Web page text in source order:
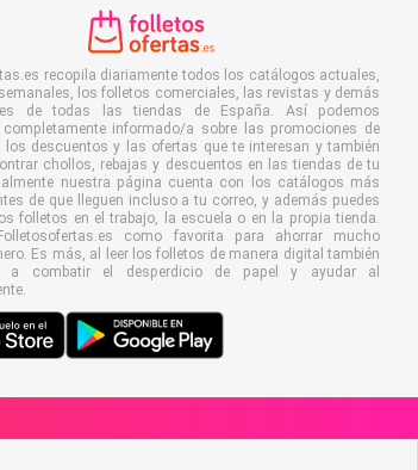
recopila diariamente todos los catálogos actuales,
los folletos comerciales, las revistas y demás
de todas las tiendas de España. Así podemos
completamente informado/a sobre las promociones de
los descuentos y las ofertas que te interesan y también
chollos, rebajas y descuentos en las tiendas de tu
nuestra página cuenta con los catálogos más
de que lleguen incluso a tu correo, y además puedes
folletos en el trabajo, la escuela o en la propia tienda.
como favorita para ahorrar mucho
Es más, al leer los folletos de manera digital también
a combatir el desperdicio de papel y ayudar al